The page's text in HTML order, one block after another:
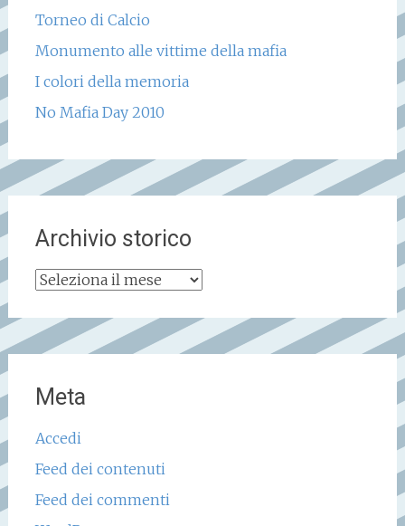
Torneo di Calcio
Monumento alle vittime della mafia
I colori della memoria
No Mafia Day 2010
Archivio storico
Archivio
Meta
Accedi
Feed dei contenuti
Feed dei commenti